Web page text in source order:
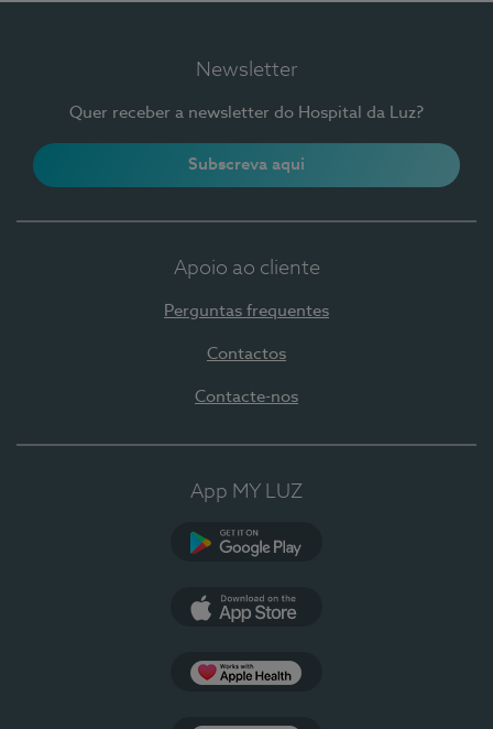
Newsletter
Quer receber a newsletter do Hospital da Luz?
Subscreva aqui
Apoio ao cliente
Perguntas frequentes
Contactos
Contacte-nos
App MY LUZ